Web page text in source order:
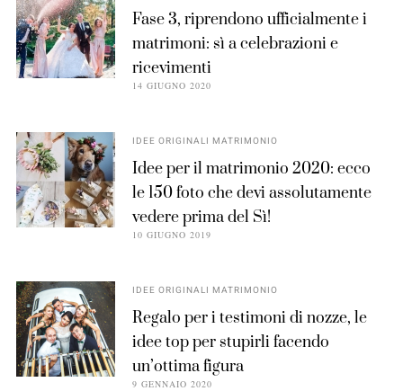
Fase 3, riprendono ufficialmente i
matrimoni: sì a celebrazioni e
ricevimenti
14 GIUGNO 2020
IDEE ORIGINALI MATRIMONIO
Idee per il matrimonio 2020: ecco
le 150 foto che devi assolutamente
vedere prima del Sì!
10 GIUGNO 2019
IDEE ORIGINALI MATRIMONIO
Regalo per i testimoni di nozze, le
idee top per stupirli facendo
un’ottima figura
9 GENNAIO 2020